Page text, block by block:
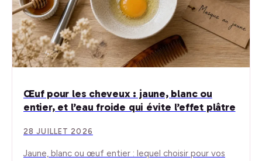
Œuf pour les cheveux : jaune, blanc ou
entier, et l’eau froide qui évite l’effet plâtre
28 JUILLET 2026
Jaune, blanc ou œuf entier : lequel choisir pour vos